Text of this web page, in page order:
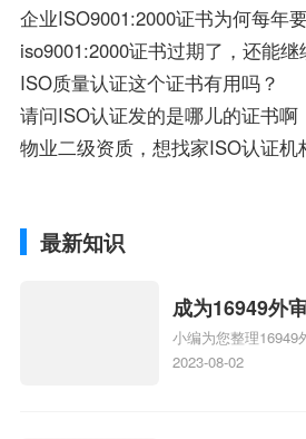
企业ISO9001:2000证书为何每年
ISO质量认证这个证书有用吗？
请问ISO认证发的是哪儿的证书啊
最新知识
成为16949外
16949
小编为您整理16949
能成为注册的
2023-08-02